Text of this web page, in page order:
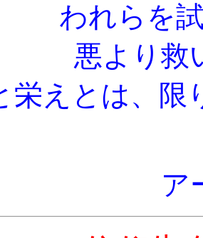
われらを
悪より救
栄えとは、
ア